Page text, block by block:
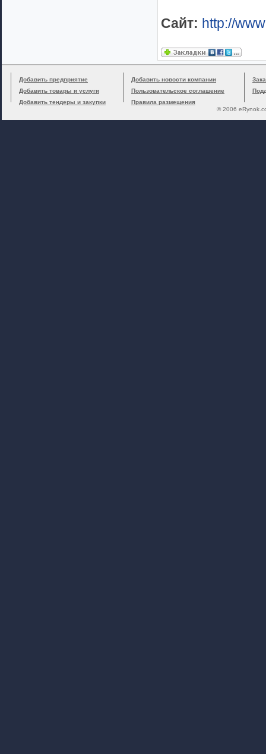
Сайт: http://
Добавить предприятие
Добавить товары и услуги
Добавить тендеры и закупки
Добавить новости компании
Пользовательское соглашение
Правила размещения
© 2006